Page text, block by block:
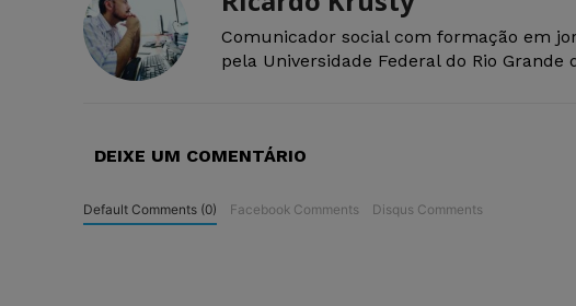
Comunicador social com formação em
pela Universidade Federal do Rio Grande
DEIXE UM COMENTÁRIO
Default Comments (0) Facebook Comments Disqus Comments